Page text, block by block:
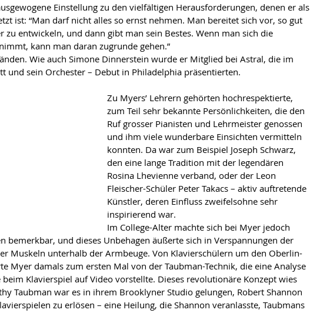
Einstellung zu den vielfältigen Herausforderungen, denen er als
ist: “Man darf nicht alles so ernst nehmen. Man bereitet sich vor, so gut
zu entwickeln, und dann gibt man sein Bestes. Wenn man sich die
kann man daran zugrunde gehen.”
Wie auch Simone Dinnerstein wurde er Mitglied bei Astral, die im
und sein Orchester – Debut in Philadelphia präsentierten.
Zu Myers’ Lehrern gehörten hochrespektierte,
zum Teil sehr bekannte Persönlichkeiten, die den
Ruf grosser Pianisten und Lehrmeister genossen
und ihm viele wunderbare Einsichten vermitteln
konnten. Da war zum Beispiel Joseph Schwarz,
den eine lange Tradition mit der legendären
Rosina Lhevienne verband, oder der Leon
Fleischer-Schüler Peter Takacs – aktiv auftretende
Künstler, deren Einfluss zweifelsohne sehr
inspirierend war.
Im College-Alter machte sich bei Myer jedoch
bemerkbar, und dieses Unbehagen äußerte sich in Verspannungen der
Muskeln unterhalb der Armbeuge. Von Klavierschülern um den Oberlin-
Myer damals zum ersten Mal von der Taubman-Technik, die eine Analyse
Klavierspiel auf Video vorstellte. Dieses revolutionäre Konzept wies
Taubman war es in ihrem Brooklyner Studio gelungen, Robert Shannon
zu erlösen – eine Heilung, die Shannon veranlasste, Taubmans